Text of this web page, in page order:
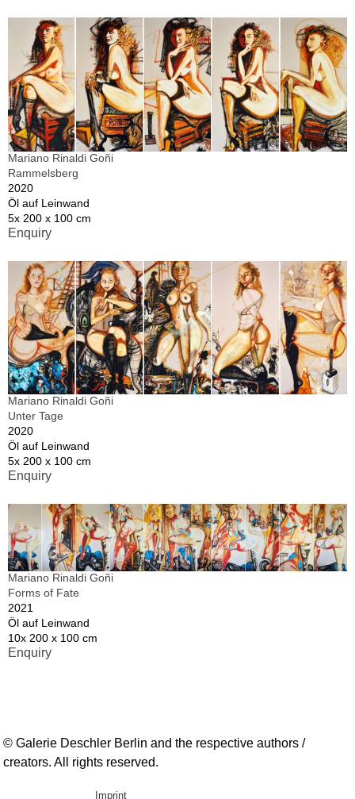
Mariano Rinaldi Goñi
Rammelsberg
2020
Öl auf Leinwand
5x 200 x 100 cm
Enquiry
Mariano Rinaldi Goñi
Unter Tage
2020
Öl auf Leinwand
5x 200 x 100 cm
Enquiry
Mariano Rinaldi Goñi
Forms of Fate
2021
Öl auf Leinwand
10x 200 x 100 cm
Enquiry
© Galerie Deschler Berlin and the respective authors /
creators. All rights reserved.
Imprint